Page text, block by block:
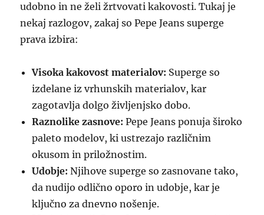
udobno in ne želi žrtvovati kakovosti. Tukaj je
nekaj razlogov, zakaj so Pepe Jeans superge
prava izbira:
Visoka kakovost materialov: Superge so
izdelane iz vrhunskih materialov, kar
zagotavlja dolgo življenjsko dobo.
Raznolike zasnove: Pepe Jeans ponuja široko
paleto modelov, ki ustrezajo različnim
okusom in priložnostim.
Udobje: Njihove superge so zasnovane tako,
da nudijo odlično oporo in udobje, kar je
ključno za dnevno nošenje.